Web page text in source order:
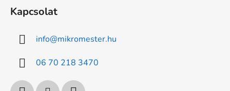
Kapcsolat
info@mikromester.hu
06 70 218 3470